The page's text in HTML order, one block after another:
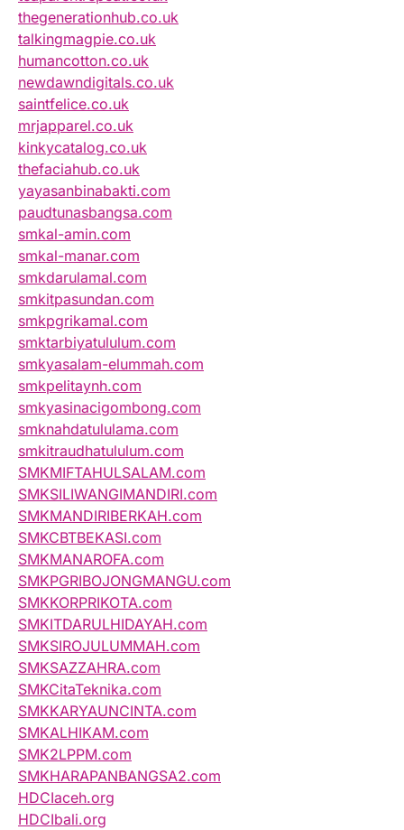
thegenerationhub.co.uk
talkingmagpie.co.uk
humancotton.co.uk
newdawndigitals.co.uk
saintfelice.co.uk
mrjapparel.co.uk
kinkycatalog.co.uk
thefaciahub.co.uk
yayasanbinabakti.com
paudtunasbangsa.com
smkal-amin.com
smkal-manar.com
smkdarulamal.com
smkitpasundan.com
smkpgrikamal.com
smktarbiyatululum.com
smkyasalam-elummah.com
smkpelitaynh.com
smkyasinacigombong.com
smknahdatululama.com
smkitraudhatululum.com
SMKMIFTAHULSALAM.com
SMKSILIWANGIMANDIRI.com
SMKMANDIRIBERKAH.com
SMKCBTBEKASI.com
SMKMANAROFA.com
SMKPGRIBOJONGMANGU.com
SMKKORPRIKOTA.com
SMKITDARULHIDAYAH.com
SMKSIROJULUMMAH.com
SMKSAZZAHRA.com
SMKCitaTeknika.com
SMKKARYAUNCINTA.com
SMKALHIKAM.com
SMK2LPPM.com
SMKHARAPANBANGSA2.com
HDCIaceh.org
HDCIbali.org